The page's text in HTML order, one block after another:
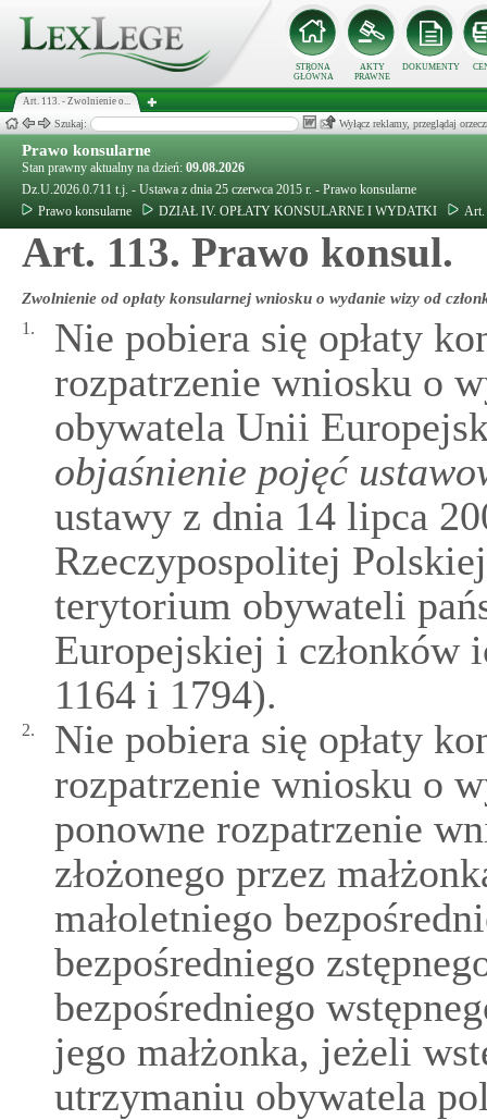
STRONA
GŁÓWNA
AKTY
PRAWNE
DOKUMENTY
Art. 113. - Zwolnienie o...
Szukaj: Wyłącz reklamy, przeglądaj
Prawo konsularne
Stan prawny aktualny na dzień: 09.08.2026
Dz.U.2026.0.711 t.j. - Ustawa z dnia 25 czerwca 2015 r. - Prawo konsularne
Prawo konsularne
DZIAŁ IV. OPŁATY KONSULARNE I WYDATKI Art.
Art. 113. Prawo konsul.
Zwolnienie od opłaty konsularnej wniosku o wydanie wizy od
1.
Nie pobiera się opłaty
rozpatrzenie wniosku o
obywatela Unii
objaśnienie pojęć
ustawy z dnia 14 lipca
Rzeczypospolitej
terytorium obywateli
Europejskiej i członków
1164 i 1794).
2.
Nie pobiera się opłaty
rozpatrzenie wniosku o
ponowne rozpatrzenie
złożonego przez
małoletniego
bezpośredniego
bezpośredniego
jego małżonka, jeżeli
utrzymaniu obywatela